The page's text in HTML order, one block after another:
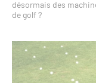
désormais des
de golf ?